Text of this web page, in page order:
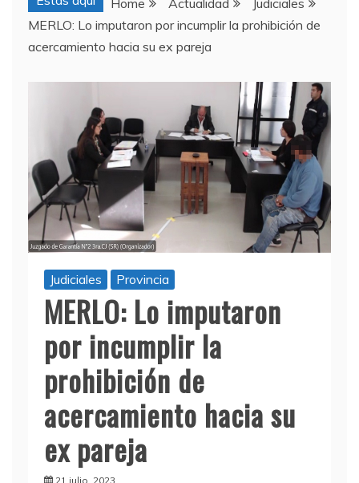
Home Actualidad
Judiciales
MERLO: Lo imputaron por incumplir la prohibición de
acercamiento hacia su ex pareja
Judiciales Provincia
MERLO: Lo imputaron
por incumplir la
prohibición de
acercamiento hacia su
ex pareja
21 julio, 2023